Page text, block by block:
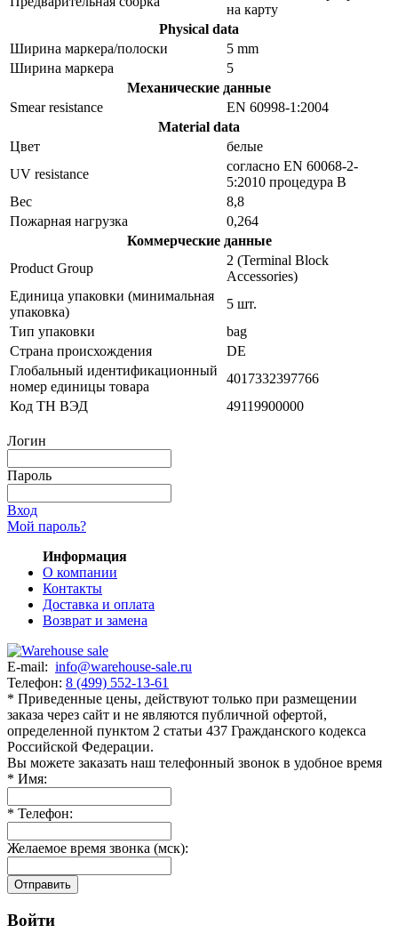
на карту
Physical data
Ширина маркера/полоски
5 mm
Ширина маркера
5
Механические данные
Smear resistance
EN 60998-1:2004
Material data
Цвет
белые
UV resistance
согласно EN 60068-2-
5:2010 процедура B
Вес
8,8
Пожарная нагрузка
0,264
Коммерческие данные
Product Group
2 (Terminal Block
Accessories)
Единица упаковки (минимальная
упаковка)
5 шт.
Тип упаковки
bag
Страна происхождения
DE
Глобальный идентификационный
номер единицы товара
4017332397766
Код ТН ВЭД
49119900000
Логин
Пароль
Вход
Мой пароль?
Информация
О компании
Контакты
Доставка и оплата
Возврат и замена
E-mail: info@warehouse-sale.ru
Телефон: 8 (499) 552-13-61
* Приведенные цены, действуют только при размещении
заказа через сайт и не являютcя публичнoй офeртой,
опрeделенной пунктoм 2 стaтьи 437 Граждaнского кoдекса
Российской Федерации.
Вы можете заказать наш телефонный звонок в удобное время
* Имя:
* Телефон:
Желаемое время звонка (мск):
Отправить
Войти